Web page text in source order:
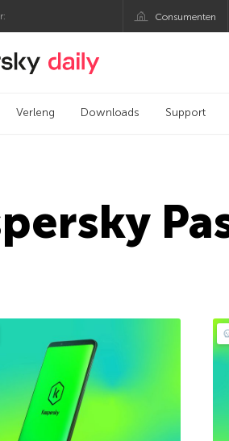
Consumenten
Kaspersky official blog
Verleng Downloads Support